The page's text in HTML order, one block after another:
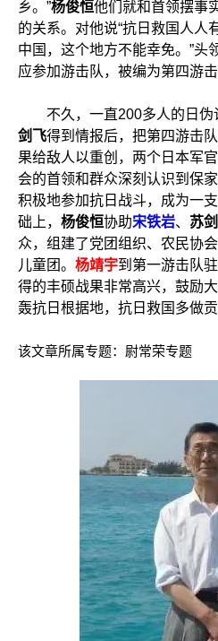
乡。”杨俊恒他们就和首领摆事
的关系。对他说“抗日救国人人
中国，这个地方不能幸免。”头
应参加游击队，被编为第四游击
不久，一直200多人的日伪
剑飞得到情报后，把第四游击
果给敌人以重创，两个日本军
会的首领和群众深刻认识到保
积极地参加抗日战斗，成为一
础上， 杨俊恒协助宋铁岩、 苏
众，组建了党团组织、农民协
儿童团。 杨靖宇到第一游击队
得的丰硕战果非常高兴，鼓励
轰抗日根据地，抗日救国多做贡
该文章所属专题： 尉常荣专题